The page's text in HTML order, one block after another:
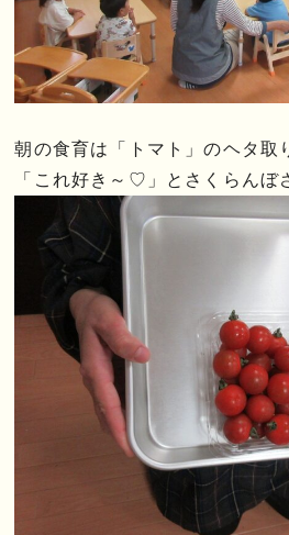
朝の食育は「トマト」のヘタ取
「これ好き～♡」とさくらんぼ